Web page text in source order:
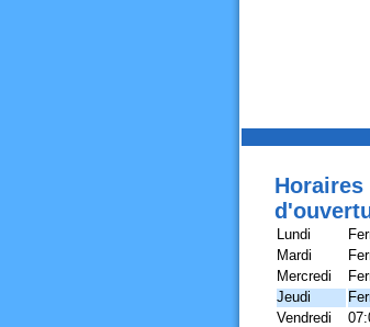
Horaires
Lundi
Mardi
Mercredi
Jeudi
Vendredi